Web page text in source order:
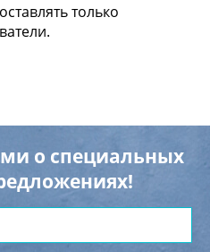
только
о специальных